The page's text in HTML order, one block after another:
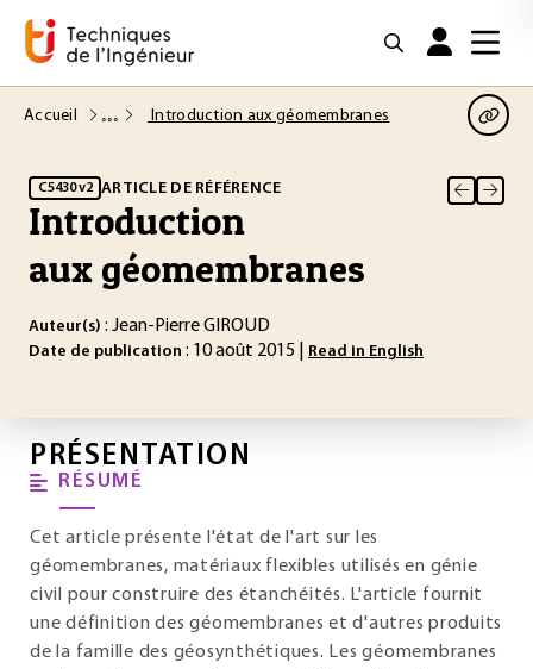
Accueil Introduction aux géomembranes
C5430 v2 ARTICLE DE RÉFÉRENCE
Introduction
aux géomembranes
Auteur(s) : Jean-Pierre GIROUD
Date de publication : 10 août 2015 | Read in English
PRÉSENTATION
RÉSUMÉ
Cet article présente l'état de l'art sur les
géomembranes, matériaux flexibles utilisés en génie
civil pour construire des étanchéités. L'article fournit
une définition des géomembranes et d'autres produits
de la famille des géosynthétiques. Les géomembranes